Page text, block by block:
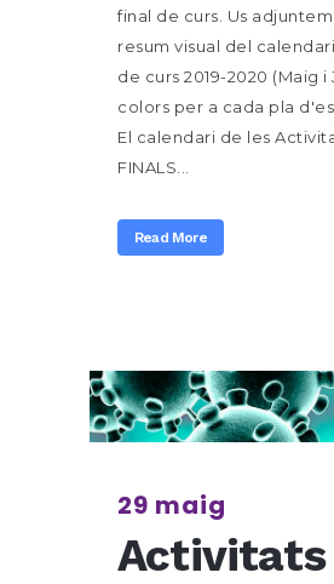
final de curs. Us
resum visual del
de curs 2019-2020 (Maig i
colors per a cada pla
El calendari de les
FINALS...
Read More
29 maig
Activitats